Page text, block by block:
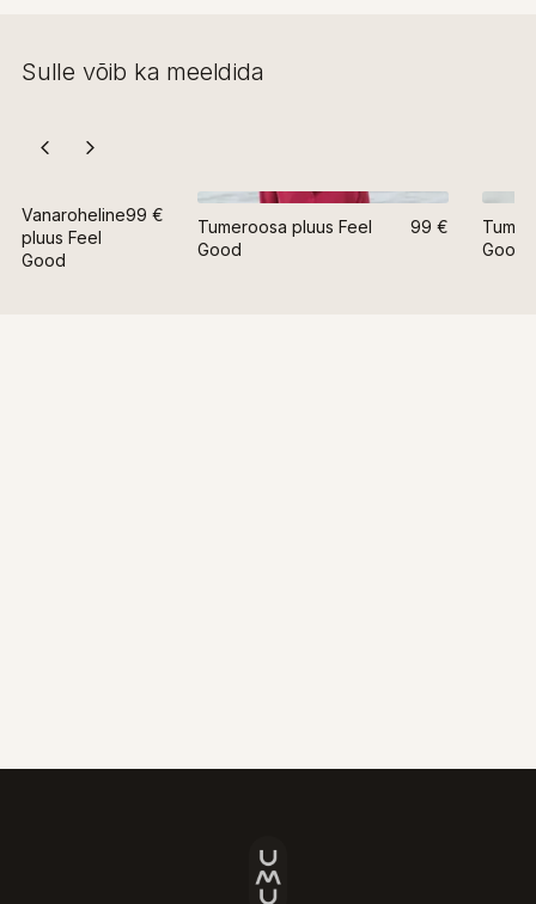
Sulle võib ka meeldida
Vanaroheline
pluus Feel
Good
99 €
Tumeroosa pluus Feel
Good
99 €
Good